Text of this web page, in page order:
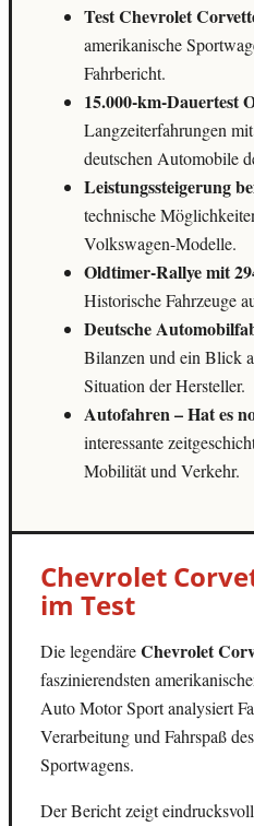
Test Chevrolet
amerikanische
Fahrbericht.
15.000-km-Dauertest
Langzeiterfahrungen
deutschen Automobile
Leistungssteigerung
technische
Volkswagen-Modelle.
Oldtimer-Rallye mit
Historische Fahrzeuge
Deutsche
Bilanzen und ein Blick
Situation der Hersteller.
Autofahren – Hat es
interessante
Mobilität und Verkehr.
Chevrolet
im Test
Die legendäreChevrolet
faszinierendsten
Auto Motor Sport analysiert
Verarbeitung und Fahrspaß
Sportwagens.
Der Bericht zeigt